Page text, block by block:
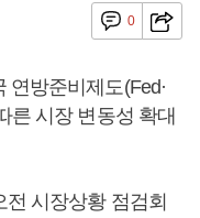
0
연방준비제도(Fed·
른 시장 변동성 확대
시장상황 점검회